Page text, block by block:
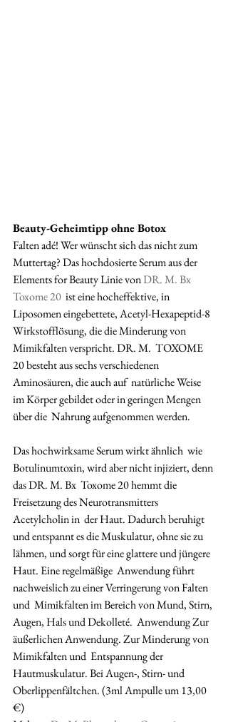
Beauty-Geheimtipp ohne Botox
Falten adé! Wer wünscht sich das nicht zum
Muttertag? Das hochdosierte Serum aus der
Elements for Beauty Linie von DR. M. Bx
Toxome 20
  ist eine hocheffektive, in
Liposomen eingebettete, Acetyl-Hexapeptid-8
Wirkstofflösung, die die Minderung von
Mimikfalten verspricht. DR. M.  TOXOME
20 besteht aus sechs verschiedenen
Aminosäuren, die auch auf  natürliche Weise
im Körper gebildet oder in geringen Mengen
über die  Nahrung aufgenommen werden.
Das hochwirksame Serum wirkt ähnlich  wie
Botulinumtoxin, wird aber nicht injiziert, denn
das DR. M. Bx  Toxome 20 hemmt die
Freisetzung des Neurotransmitters
Acetylcholin in  der Haut. Dadurch beruhigt
und entspannt es die Muskulatur, ohne sie zu
lähmen, und sorgt für eine glattere und jüngere
Haut. Eine regelmäßige  Anwendung führt
nachweislich zu einer Verringerung von Falten
und  Mimikfalten im Bereich von Mund, Stirn,
Augen, Hals und Dekolleté.  Anwendung Zur
äußerlichen Anwendung. Zur Minderung von
Mimikfalten und  Entspannung der
Hautmuskulatur. Bei Augen-, Stirn- und
Oberlippenfältchen. (3ml Ampulle um 13,00
€)